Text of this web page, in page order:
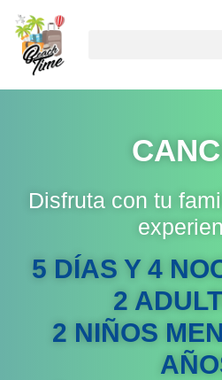
Disfruta con tu
5 DÍAS Y 4
2
2 NIÑOS